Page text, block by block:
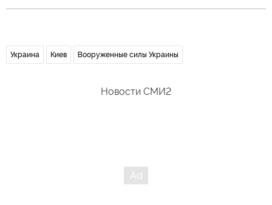
Украина Киев Вооруженные силы Украины
Новости СМИ2